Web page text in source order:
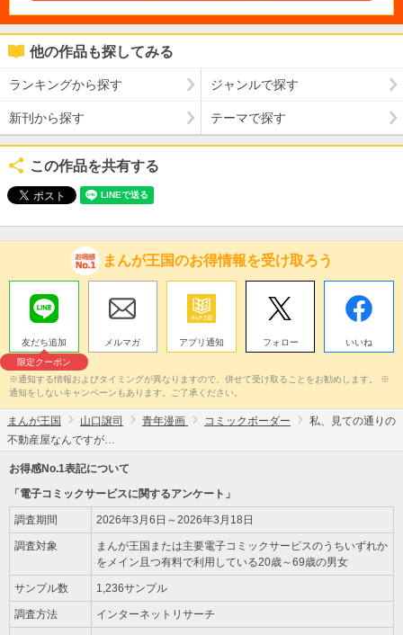
他の作品も探してみる
ランキングから探す ジャンルで探す
新刊から探す テーマで探す
この作品を共有する
まんが王国のお得情報を受け取ろう
友だち追加
限定クーポン
メルマガ アプリ通知 フォロー いいね
※通知する情報およびタイミングが異なりますので、併せて受け取ることをお勧めします。 ※
通知をしないキャンペーンもあります。ご了承ください。
まんが王国 山口譲司 青年漫画 コミックボーダー
私、見ての通りの
不動産屋なんですが…
お得感No.1表記について
「電子コミックサービスに関するアンケート」
調査期間 2026年3月6日～2026年3月18日
調査対象
まんが王国または主要電子コミックサービスのうちいずれか
をメイン且つ有料で利用している20歳～69歳の男女
サンプル数 1,236サンプル
調査方法 インターネットリサーチ